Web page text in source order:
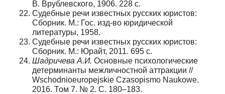
В. Врублевского, 1906. 228 с.
Судебные речи известных русских юристов:
Сборник. М.: Гос. изд-во юридической
литературы, 1958.
Судебные речи известных русских юристов:
Сборник. М.: Юрайт, 2011. 695 с.
Шадричева А.И. Основные психологические
детерминанты межличностной аттракции //
Wschodnioeuropejskie Czasopismo Naukowe.
2016. Том 7. № 2. С. 180–183.